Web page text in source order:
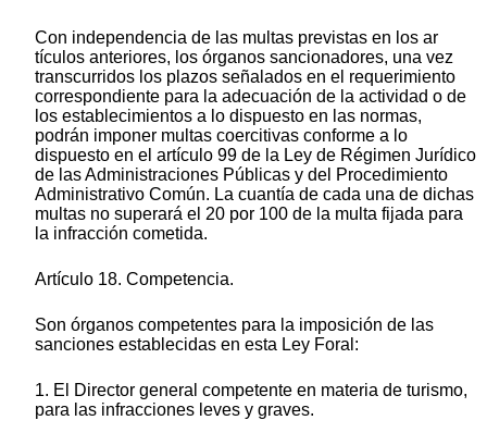
Con independencia de las multas previstas en los ar
tículos anteriores, los órganos sancionadores, una vez
transcurridos los plazos señalados en el requerimiento
correspondiente para la adecuación de la actividad o de
los establecimientos a lo dispuesto en las normas,
podrán imponer multas coercitivas conforme a lo
dispuesto en el artículo 99 de la Ley de Régimen Jurídico
de las Administraciones Públicas y del Procedimiento
Administrativo Común. La cuantía de cada una de dichas
multas no superará el 20 por 100 de la multa fijada para
la infracción cometida.
Artículo 18. Competencia.
Son órganos competentes para la imposición de las
sanciones establecidas en esta Ley Foral:
1. El Director general competente en materia de turismo,
para las infracciones leves y graves.